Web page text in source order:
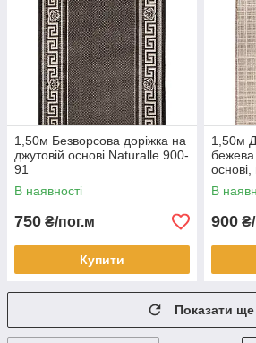
1,50м Безворсова доріжка на
джутовій основі Naturalle 900-
91
В наявності
750 ₴/пог.м
Купити
1,50м
бежева
19171/
В
900
Показати ще